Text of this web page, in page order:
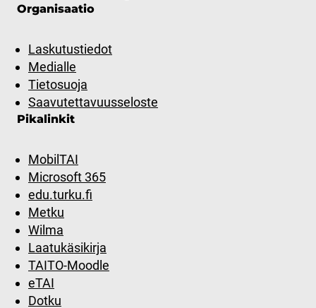
Organisaatio
Laskutustiedot
Medialle
Tietosuoja
Saavutettavuusseloste
Pikalinkit
MobilTAI
Microsoft 365
edu.turku.fi
Metku
Wilma
Laatukäsikirja
TAITO-Moodle
eTAI
Dotku